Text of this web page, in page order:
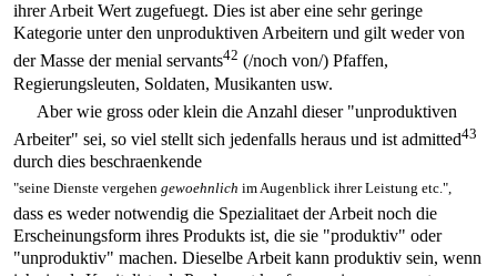
ihrer Arbeit Wert zugefuegt. Dies ist aber eine sehr geringe
Kategorie unter den unproduktiven Arbeitern und gilt weder von
der Masse der menial servants42 (/noch von/) Pfaffen,
Regierungsleuten, Soldaten, Musikanten usw.
Aber wie gross oder klein die Anzahl dieser "unproduktiven
Arbeiter" sei, so viel stellt sich jedenfalls heraus und ist admitted43
durch dies beschraenkende
"seine Dienste vergehengewoehnlich im Augenblick ihrer Leistung etc.",
dass es weder notwendig die Spezialitaet der Arbeit noch die
Erscheinungsform ihres Produkts ist, die sie "produktiv" oder
"unproduktiv" machen. Dieselbe Arbeit kann produktiv sein, wenn